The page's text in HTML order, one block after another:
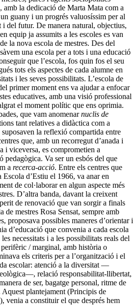
amb la dedicació de Marta Mata com a
guany i un progrés valuosíssim per al
del futur. De manera natural, objectius,
equip ja assumits a les escoles es van
la nova escola de mestres. Des del
una escola per a tots i una educació
que l’escola, fos quin fos el seu
tots els aspectes de cada alumne en
i les seves possibilitats. L’escola de
primer moment ens va ajudar a enfocar
educatives, amb una visió professional
el moment polític que ens oprimia.
que vam anomenarnuclis de
tant relatives a didàctica com a
la reflexió compartida entre
que, amb un recorregut d’anada i
i viceversa, es comprometien a
pedagògica. Va ser un esbós del que
a recerca-acció. Entre els centres que
d’Estiu el 1966, va anar en
de col·laborar en algun aspecte més
D’altra banda, davant la creixent
de renovació que van sorgir a finals
de mestres Rosa Sensat, sempre amb
proposava possibles maneres d’orientar i
d’educació que convenia a cada escola
necessitats i a les possibilitats reals del
/ marginal, amb història o
els criteris per a l’organització i el
escolar: atenció a la diversitat —
relació responsabilitat-llibertat,
de ser, bagatge personal, ritme de
plantejament (Principis de
venia a constituir el que després hem